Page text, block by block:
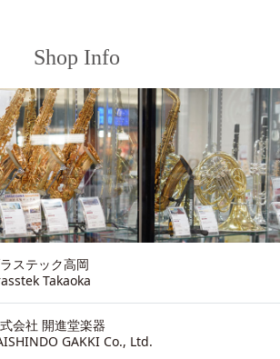
Shop Info
ステック高岡
Takaoka
会社 開進堂楽器
GAKKI Co., Ltd.